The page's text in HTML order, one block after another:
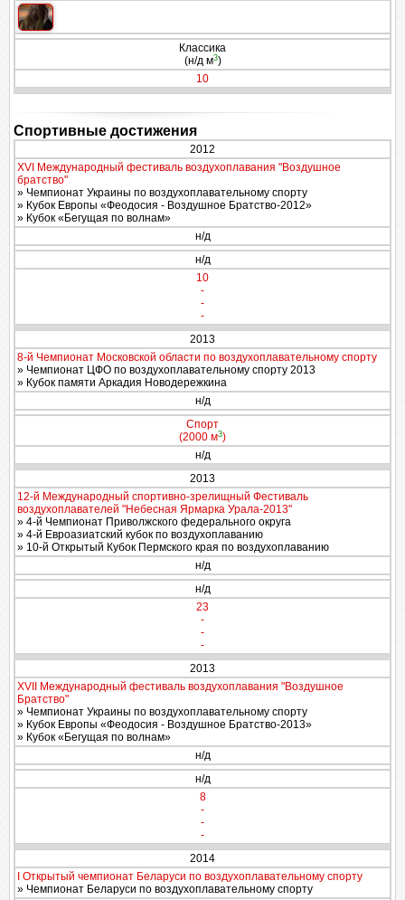
Классика
(н/д м3)
10
Спортивные достижения
2012
XVI Международный фестиваль воздухоплавания "Воздушное
братство"
» Чемпионат Украины по воздухоплавательному спорту
» Кубок Европы «Феодосия - Воздушное Братство-2012»
» Кубок «Бегущая по волнам»
н/д
н/д
10
-
-
-
2013
8-й Чемпионат Московской области по воздухоплавательному спорту
» Чемпионат ЦФО по воздухоплавательному спорту 2013
» Кубок памяти Аркадия Новодережкина
н/д
Спорт
(2000 м3)
н/д
2013
12-й Международный спортивно-зрелищный Фестиваль
воздухоплавателей "Небесная Ярмарка Урала-2013"
» 4-й Чемпионат Приволжского федерального округа
» 4-й Евроазиатский кубок по воздухоплаванию
» 10-й Открытый Кубок Пермского края по воздухоплаванию
н/д
н/д
23
-
-
-
2013
XVIІ Международный фестиваль воздухоплавания "Воздушное
Братство"
» Чемпионат Украины по воздухоплавательному спорту
» Кубок Европы «Феодосия - Воздушное Братство-2013»
» Кубок «Бегущая по волнам»
н/д
н/д
8
-
-
-
2014
I Открытый чемпионат Беларуси по воздухоплавательному спорту
» Чемпионат Беларуси по воздухоплавательному спорту